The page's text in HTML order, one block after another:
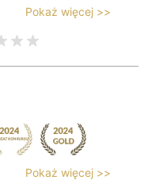
Pokaż więcej >>
Pokaż więcej >>